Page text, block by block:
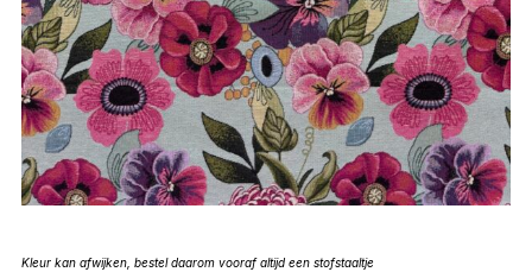
Kleur kan afwijken, bestel daarom vooraf altijd een stofstaaltje